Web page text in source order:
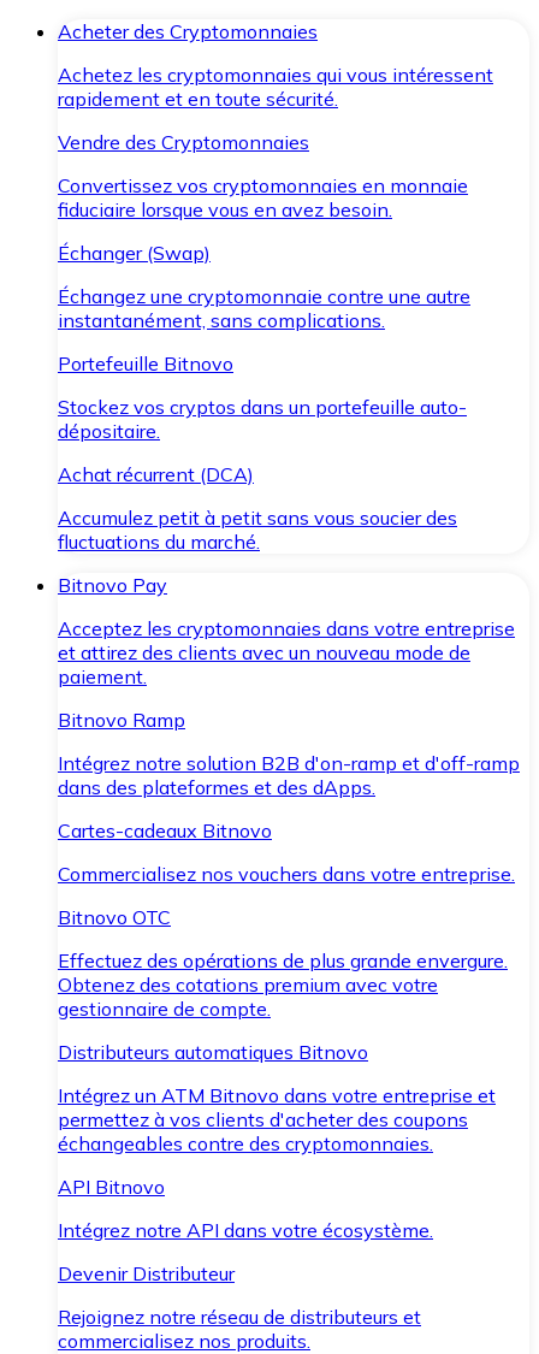
Acheter des Cryptomonnaies
Achetez les cryptomonnaies qui vous intéressent
rapidement et en toute sécurité.
Vendre des Cryptomonnaies
Convertissez vos cryptomonnaies en monnaie
fiduciaire lorsque vous en avez besoin.
Échanger (Swap)
Échangez une cryptomonnaie contre une autre
instantanément, sans complications.
Portefeuille Bitnovo
Stockez vos cryptos dans un portefeuille auto-
dépositaire.
Achat récurrent (DCA)
Accumulez petit à petit sans vous soucier des
fluctuations du marché.
Bitnovo Pay
Acceptez les cryptomonnaies dans votre entreprise
et attirez des clients avec un nouveau mode de
paiement.
Bitnovo Ramp
Intégrez notre solution B2B d'on-ramp et d'off-ramp
dans des plateformes et des dApps.
Cartes-cadeaux Bitnovo
Commercialisez nos vouchers dans votre entreprise.
Bitnovo OTC
Effectuez des opérations de plus grande envergure.
Obtenez des cotations premium avec votre
gestionnaire de compte.
Distributeurs automatiques Bitnovo
Intégrez un ATM Bitnovo dans votre entreprise et
permettez à vos clients d'acheter des coupons
échangeables contre des cryptomonnaies.
API Bitnovo
Intégrez notre API dans votre écosystème.
Devenir Distributeur
Rejoignez notre réseau de distributeurs et
commercialisez nos produits.